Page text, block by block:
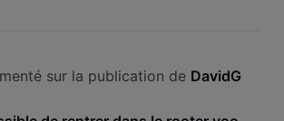
sur la publication de DavidG